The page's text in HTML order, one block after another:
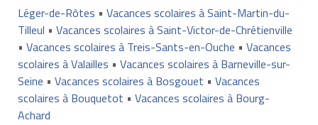
Léger-de-Rôtes • Vacances scolaires à Saint-Martin-du-
Tilleul • Vacances scolaires à Saint-Victor-de-Chrétienville
• Vacances scolaires à Treis-Sants-en-Ouche • Vacances
scolaires à Valailles • Vacances scolaires à Barneville-sur-
Seine • Vacances scolaires à Bosgouet • Vacances
scolaires à Bouquetot • Vacances scolaires à Bourg-
Achard